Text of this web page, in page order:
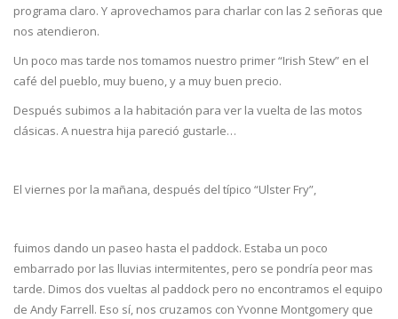
programa claro. Y aprovechamos para charlar con las 2 señoras que
nos atendieron.
Un poco mas tarde nos tomamos nuestro primer “Irish Stew” en el
café del pueblo, muy bueno, y a muy buen precio.
Después subimos a la habitación para ver la vuelta de las motos
clásicas. A nuestra hija pareció gustarle…
El viernes por la mañana, después del típico “Ulster Fry”,
fuimos dando un paseo hasta el paddock. Estaba un poco
embarrado por las lluvias intermitentes, pero se pondría peor mas
tarde. Dimos dos vueltas al paddock pero no encontramos el equipo
de Andy Farrell. Eso sí, nos cruzamos con Yvonne Montgomery que